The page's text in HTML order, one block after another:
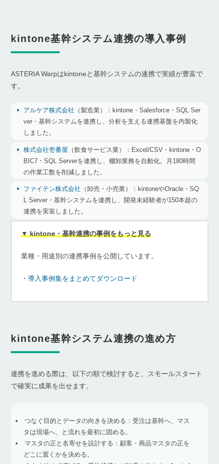
kintone基幹システム連携の導入事例
ASTERIA Warpはkintoneと基幹システムの連携で実績が豊富で
す。
アルケア株式会社 （製造業）： kintone・Salesforce・SQL Ser
ver・基幹システムを連携し、分析を支える連携基盤を内製化
しました。
株式会社壱番屋 （飲食サービス業）： Excel/CSV・kintone・O
BIC7・SQL Serverを連携し、棚卸業務を自動化。月180時間
の作業工数を削減しました。
ファイテン株式会社 （卸売・小売業）： kintoneやOracle・SQ
L Server・基幹システムを連携し、開発未経験者が150本超の
連携を実装しました。
▼ kintone・基幹連携の事例をもっと見る
業種・用途別の連携事例を公開しています。
・ 導入事例集をまとめてダウンロード
kintone基幹システム連携の進め方
連携を進める際は、以下の順で検討すると、スモールスタート
で確実に成果を出せます。
つなぐ目的とデータの向きを決める：受注は基幹へ、マス
タは現場へ、と流れを最初に固める。
マスタの正と名寄せを設計する：顧客・商品マスタの正を
どこに置くかを決める。